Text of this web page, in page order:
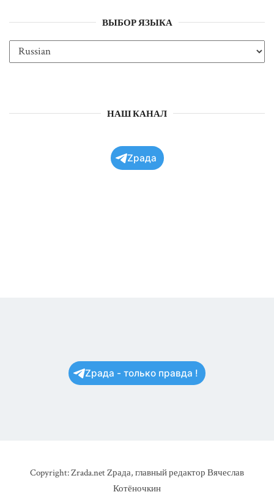
ВЫБОР ЯЗЫКА
НАШ КАНАЛ
Zрада
Zрада - только правда !
Copyright: Zrada.net Zрада, главный редактор Вячеслав
Котёночкин